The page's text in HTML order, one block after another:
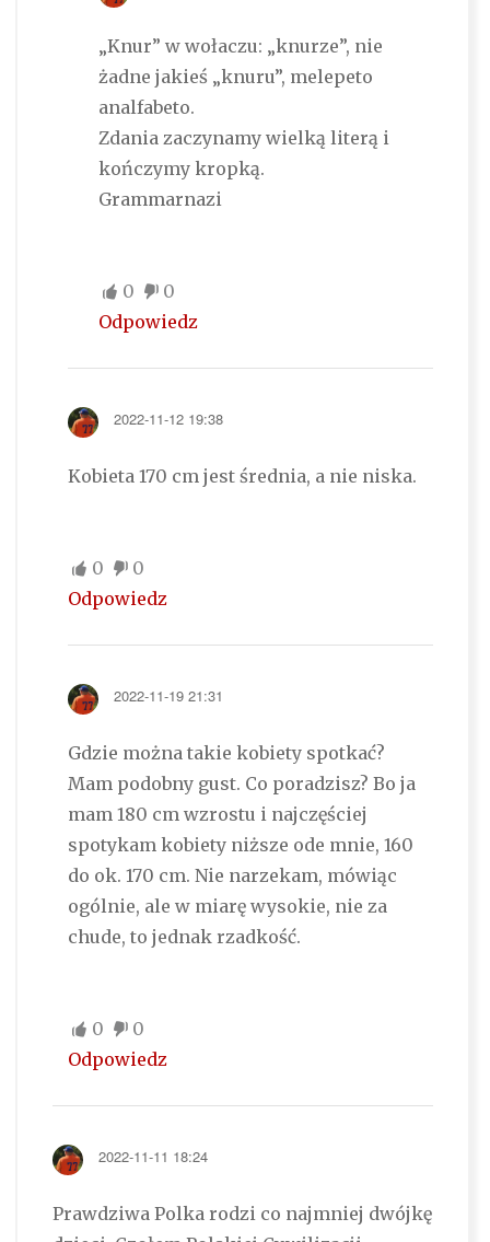
„Knur” w wołaczu: „knurze”, nie
żadne jakieś „knuru”, melepeto
analfabeto.
Zdania zaczynamy wielką literą i
kończymy kropką.
Grammarnazi
0
0
Odpowiedz
2022-11-12 19:38
Kobieta 170 cm jest średnia, a nie niska.
0
0
Odpowiedz
2022-11-19 21:31
Gdzie można takie kobiety spotkać?
Mam podobny gust. Co poradzisz? Bo ja
mam 180 cm wzrostu i najczęściej
spotykam kobiety niższe ode mnie, 160
do ok. 170 cm. Nie narzekam, mówiąc
ogólnie, ale w miarę wysokie, nie za
chude, to jednak rzadkość.
0
0
Odpowiedz
2022-11-11 18:24
Prawdziwa Polka rodzi co najmniej dwójkę